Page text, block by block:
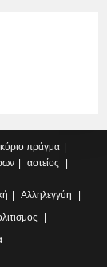
πράγμα
αστείος
Αλληλεγγύη